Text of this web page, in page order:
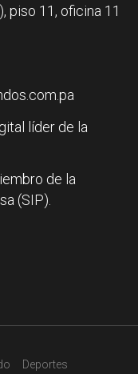
piso 11, oficina 11
líder de la
de la
(SIP).
Deportes